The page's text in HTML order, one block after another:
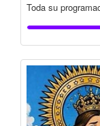
Toda su